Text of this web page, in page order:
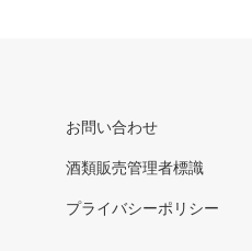
お問い合わせ
酒類販売管理者標識
プライバシーポリシー